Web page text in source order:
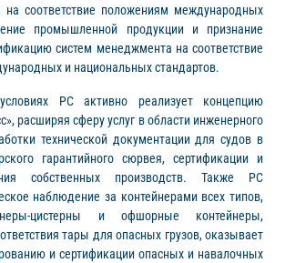
соответствие положениям международных
промышленной продукции и признание
систем менеджмента на соответствие
и национальных стандартов.
РС активно реализует концепцию
расширяя сферу услуг в области инженерного
технической документации для судов в
гарантийного сюрвея, сертификации и
собственных производств. Также РС
наблюдение за контейнерами всех типов,
цистерны и офшорные контейнеры,
тары для опасных грузов, оказывает
и сертификации опасных и навалочных